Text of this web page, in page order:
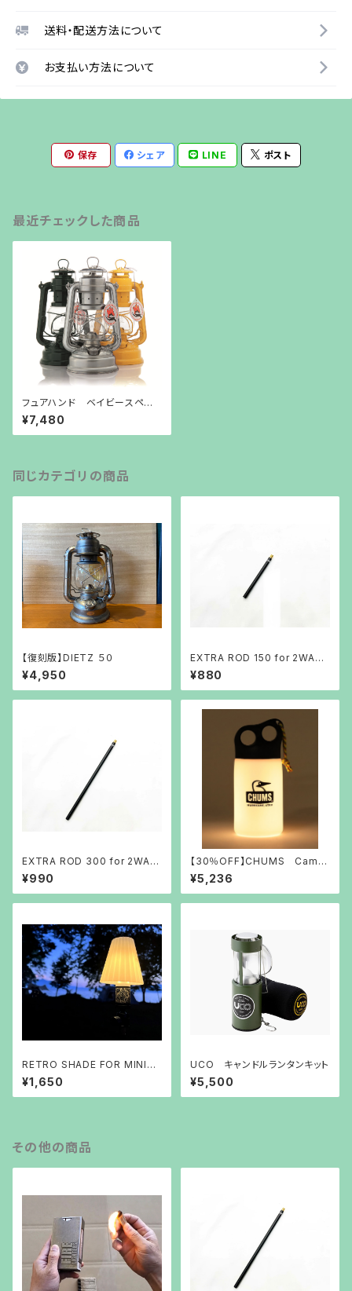
送料・配送方法について
お支払い方法について
保存 シェア LINE ポスト
最近チェックした商品
フュアハンド ベイビースペシャ
ル276
¥7,480
同じカテゴリの商品
【復刻版】DIETZ ５０
¥4,950
EXTRA ROD 150 for 2WAY
STAND 5050WORKSHOP
¥880
EXTRA ROD 300 for 2WAY
STAND 5050WORKSHOP
¥990
【30％OFF】CHUMS Camp
er Bottle LED Light
¥5,236
RETRO SHADE FOR MINIM
ALIGHT 5050
¥1,650
UCO キャンドルランタンキット
¥5,500
その他の商品